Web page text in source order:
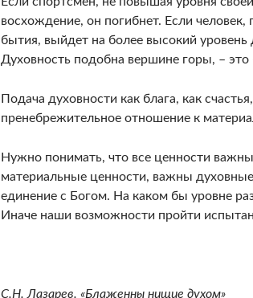
восхождение, он погибнет. Если
бытия, выйдет на более высокий
Духовность подобна вершине горы, –
Подача духовности как блага, как
пренебрежительное отношение к
Нужно понимать, что все ценности
материальные ценности, важны
единение с Богом. На каком бы уровне
Иначе наши возможности пройти
С.Н. Лазарев. «Блаженны нищие духом»